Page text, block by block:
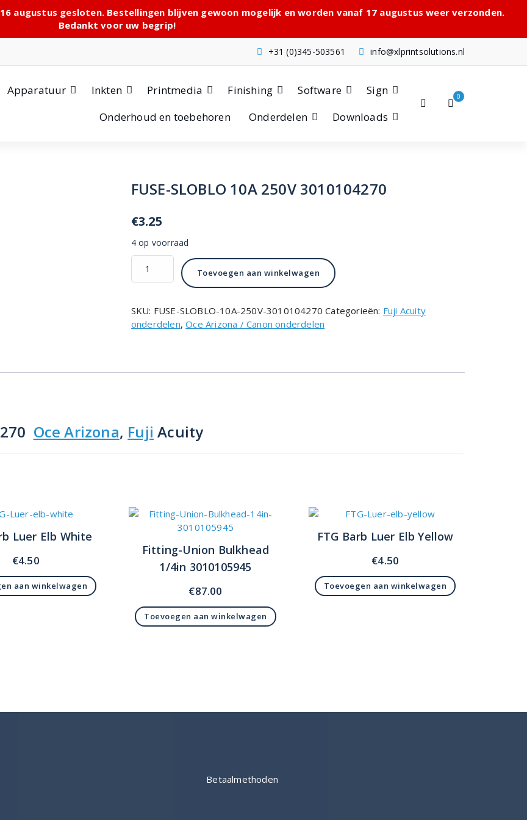
augustus gesloten. Bestellingen blijven gewoon mogelijk en worden vanaf 17 augustus weer verzonden.
Bedankt voor uw begrip!
info@xlprintsolutions.nl
+31 (0)345-503561
Apparatuur Inkten Printmedia Finishing Software
Sign
Onderhoud en toebehoren
Onderdelen Downloads
0
FUSE-SLOBLO 10A 250V 3010104270
€3.25
4 op voorraad
SLOBLO
3010104270
aantal
Toevoegen aan winkelwagen
SKU: FUSE-SLOBLO-10A-250V-3010104270 Categorieën: Fuji Acuity
onderdelen,Oce Arizona / Canon onderdelen
Oce Arizona, Fuji Acuity
Luer Elb White
€4.50
aan winkelwagen
Fitting-Union Bulkhead
1/4in 3010105945
€87.00
Toevoegen aan winkelwagen
FTG Barb Luer Elb Yellow
€4.50
Toevoegen aan winkelwagen